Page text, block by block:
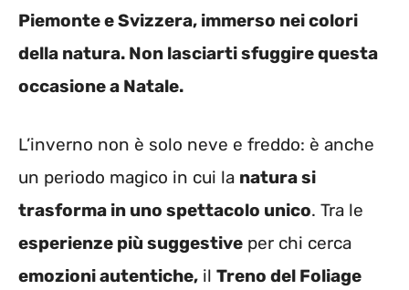
Piemonte e Svizzera, immerso nei colori
della natura. Non lasciarti sfuggire questa
occasione a Natale.
L’inverno non è solo neve e freddo: è anche
un periodo magico in cui la natura si
trasforma in uno spettacolo unico. Tra le
esperienze più suggestive per chi cerca
emozioni autentiche, il Treno del Foliage